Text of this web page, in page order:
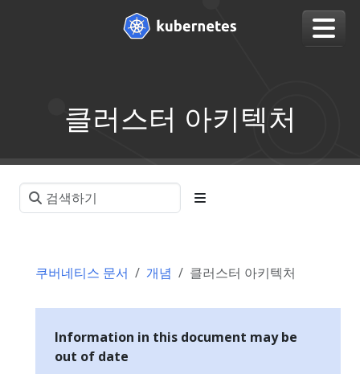
클러스터 아키텍처
쿠버네티스 문서 개념 클러스터 아키텍처
Information in this document may be
out of date